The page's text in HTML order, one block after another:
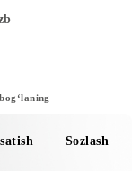
O‘zb